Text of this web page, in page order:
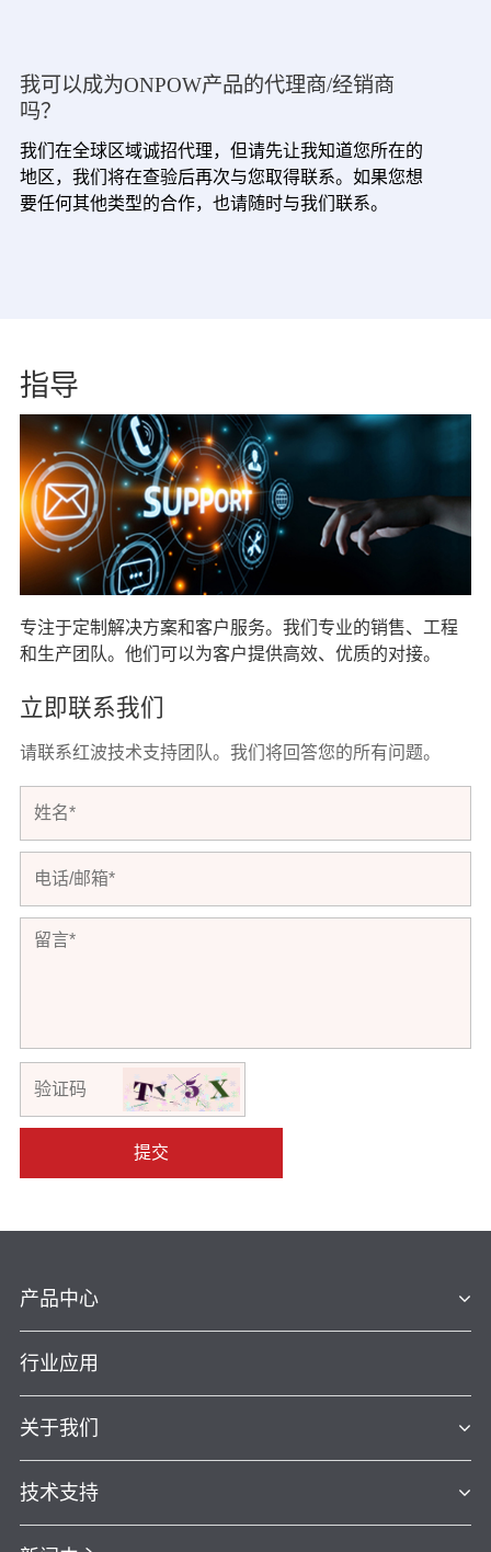
我可以成为ONPOW产品的代理商/经销商
吗？
我们在全球区域诚招代理，但请先让我知道您所在的
地区，我们将在查验后再次与您取得联系。如果您想
要任何其他类型的合作，也请随时与我们联系。
指导
专注于定制解决方案和客户服务。我们专业的销售、工程
和生产团队。他们可以为客户提供高效、优质的对接。
立即联系我们
请联系红波技术支持团队。我们将回答您的所有问题。
提交
产品中心
行业应用
关于我们
技术支持